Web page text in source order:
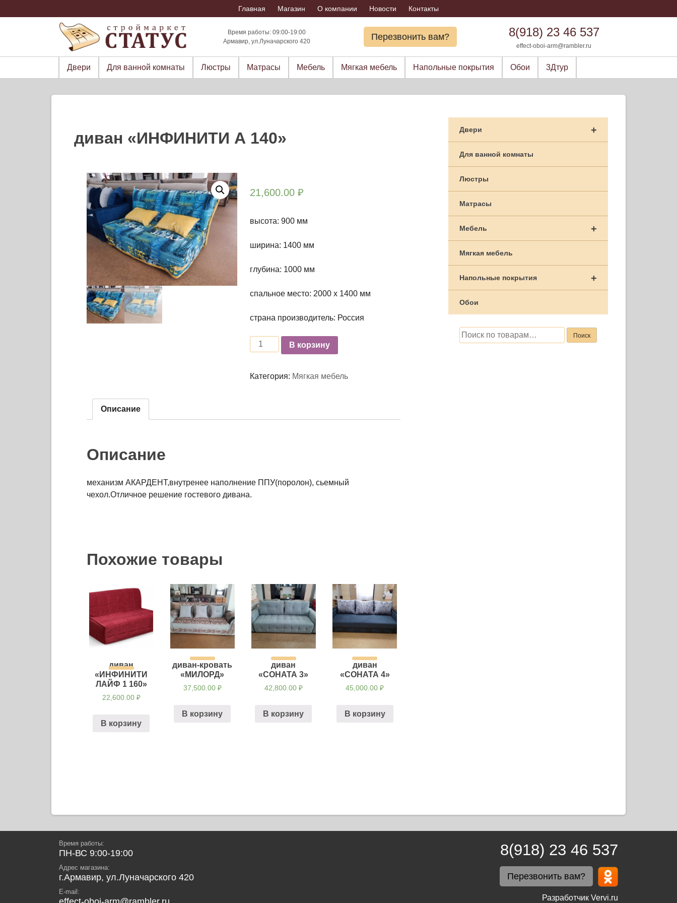
to
Главная Магазин О компании Новости Контакты
Время работы: 09:00-19:00
Армавир, ул.Луначарского 420
Перезвонить вам? 8(918) 23 46 537
effect-oboi-arm@rambler.ru
Двери Для ванной комнаты Люстры Матрасы Мебель Мягкая мебель Напольные покрытия Обои 3Дтур
диван «ИНФИНИТИ А 140»
21,600.00₽
высота: 900 мм
ширина: 1400 мм
глубина: 1000 мм
спальное место: 2000 х 1400 мм
страна производитель: Россия
КоличествоВ корзину
Категория: Мягкая мебель
Описание
Описание
механизм АКАРДЕНТ,внутренее наполнение ППУ(поролон), сьемный
чехол.Отличное решение гостевого дивана.
Похожие товары
диван
«ИНФИНИТИ
ЛАЙФ 1 160»
22,600.00 ₽
В корзину
диван-кровать
«МИЛОРД»
37,500.00 ₽
В корзину
диван
«СОНАТА 3»
42,800.00 ₽
В корзину
диван
«СОНАТА 4»
45,000.00₽
В корзину
по
записям
+
Двери
Для ванной комнаты
Люстры
Матрасы
+
Мебель
Мягкая мебель
+
Напольные покрытия
Обои
Искать: Поиск
Время работы:
ПН-ВС 9:00-19:00
Адрес магазина:
г.Армавир, ул.Луначарского 420
E-mail:
8(918) 23 46 537
Перезвонить вам?
Разработчик Vervi.ru